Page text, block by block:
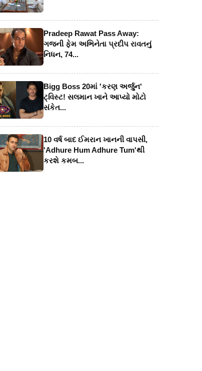
Pradeep Rawat Pass Away:
ગજની ફેમ અભિનેતા પ્રદીપ રાવતનું
નિધન, 74...
Bigg Boss 20માં 'કરણ અર્જુન'
ટ્વિસ્ટ! સલમાન ખાને આપ્યો મોટો
સંકેત...
10 વર્ષ બાદ ઈમરાન ખાનની વાપસી,
'Adhure Hum Adhure Tum'થી
કરશે કમબ...